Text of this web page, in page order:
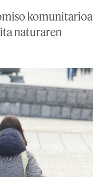
komunitarioa
naturaren